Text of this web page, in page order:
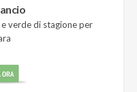
verde di stagione per